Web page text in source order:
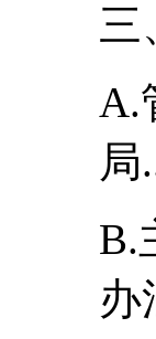
三
A.
局
B.
办